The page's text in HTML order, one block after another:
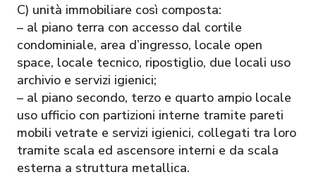
C) unità immobiliare così composta:
– al piano terra con accesso dal cortile
condominiale, area d’ingresso, locale open
space, locale tecnico, ripostiglio, due locali uso
archivio e servizi igienici;
– al piano secondo, terzo e quarto ampio locale
uso ufficio con partizioni interne tramite pareti
mobili vetrate e servizi igienici, collegati tra loro
tramite scala ed ascensore interni e da scala
esterna a struttura metallica.